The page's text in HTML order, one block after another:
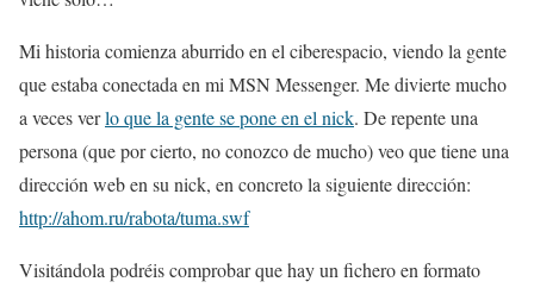
Mi historia comienza aburrido en el ciberespacio, viendo la gente
que estaba conectada en mi MSN Messenger. Me divierte mucho
a veces verlo que la gente se pone en el nick. De repente una
persona (que por cierto, no conozco de mucho) veo que tiene una
dirección web en su nick, en concreto la siguiente dirección:
http://ahom.ru/rabota/tuma.swf
Visitándola podréis comprobar que hay un fichero en formato